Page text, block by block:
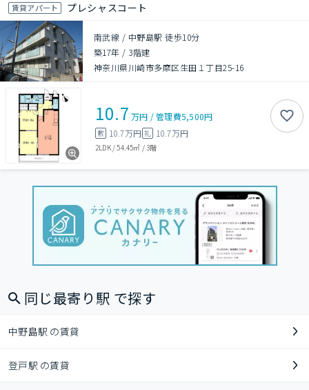
賃貸アパート プレシャスコート
南武線 / 中野島駅 徒歩10分
築17年 / 3階建
神奈川県川崎市多摩区生田１丁目25-16
10.7 万円 /管理費5,500円
敷 10.7万円 礼 10.7万円
2LDK/54.45㎡ /3階
同じ最寄り駅 で探す
中野島駅 の賃貸
登戸駅 の賃貸